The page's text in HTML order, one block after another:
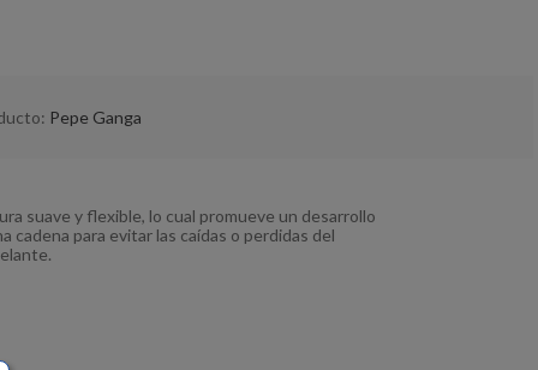
Pepe Ganga
suave y flexible, lo cual promueve un desarrollo
cadena para evitar las caídas o perdidas del